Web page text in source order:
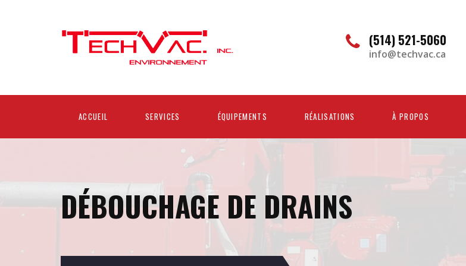
(514) 521-5060
info@techvac.ca
ACCUEIL SERVICES ÉQUIPEMENTS RÉALISATIONS À PROPOS
DÉBOUCHAGE DE DRAINS